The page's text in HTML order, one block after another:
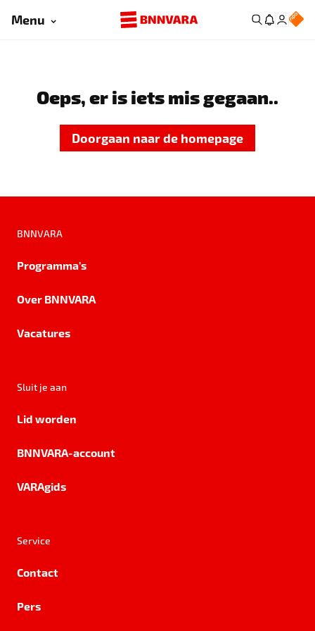
Menu
Oeps, er is iets mis gegaan..
Doorgaan naar de homepage
BNNVARA
Programma's
Over BNNVARA
Vacatures
Sluit je aan
Lid worden
BNNVARA-account
VARAgids
Service
Contact
Pers